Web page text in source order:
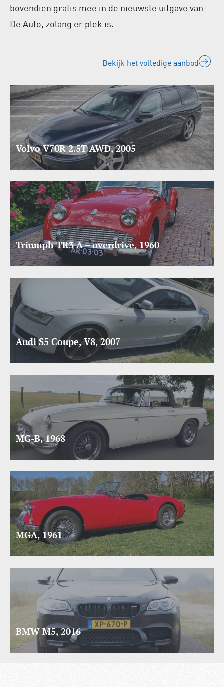
bovendien gratis mee in de nieuwste uitgave van
De Auto, zolang er plek is.
Bekijk het volledige aanbod
Volvo V70R 2.5T AWD, 2005
Triumph TR3 A – overdrive, 1960
Audi S5 Coupe, V8, 2007
MG-B, 1968
MGA, 1961
BMW M5, 2016